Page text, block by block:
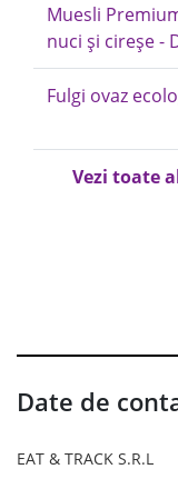
Muesli
nuci și cireșe -
Fulgi ovaz
Vezi toate
Date de
EAT & TRACK S.R.L